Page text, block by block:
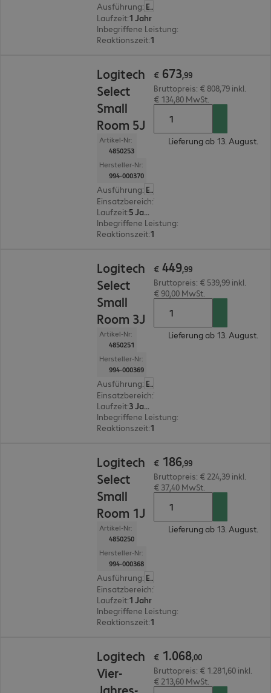
Ausführung: Europäisch
Laufzeit:1 Jahr
Inbegriffene Leistung:
Reaktionszeit:
Logitech
Select
Small
Room 5J
Artikel-Nr:
4850253
Hersteller-Nr:
994-000370
Ausführung: Europäisch
Einsatzbereich:
Laufzeit:
5 Jahre
Inbegriffene Leistung:
Reaktionszeit:
€ 673,99
Bruttopreis: € 808,79 inkl.
€ 134,80 MwSt.
Lieferung ab 13. August.
Logitech
Select
Small
Room 3J
Artikel-Nr:
4850251
Hersteller-Nr:
994-000369
Ausführung: Europäisch
Einsatzbereich:
Laufzeit:
3 Jahre
Inbegriffene Leistung:
Reaktionszeit:
€ 449,99
Bruttopreis: € 539,99 inkl.
€ 90,00 MwSt.
Lieferung ab 13. August.
Logitech
Select
Small
Room 1J
Artikel-Nr:
4850250
Hersteller-Nr:
994-000368
Ausführung: Europäisch
Einsatzbereich:
Laufzeit:1 Jahr
Inbegriffene Leistung:
Reaktionszeit:
€ 186,99
Bruttopreis: € 224,39 inkl.
€ 37,40 MwSt.
Lieferung ab 13. August.
Logitech
Vier-
Jahres-
€ 1.068,00
Bruttopreis: € 1.281,60 inkl.
€ 213,60 MwSt.